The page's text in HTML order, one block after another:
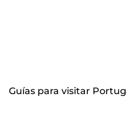
Guías para visitar